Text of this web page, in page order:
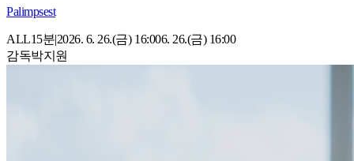
Palimpsest
ALL15분|2026. 6. 26.(금) 16:006. 26.(금) 16:00
감독박지원